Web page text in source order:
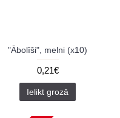
"Ābolīši", melni (x10)
0,21€
Ielikt grozā